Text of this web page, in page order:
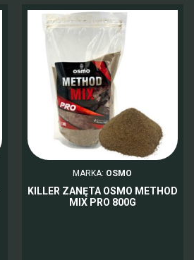
MARKA: OSMO
KILLER ZANĘTA OSMO METHOD
MIX PRO 800G